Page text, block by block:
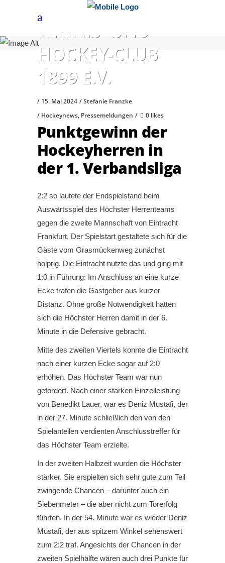
HÖCHSTER
TENNIS- UND
HOCKEY-CLUB
1899 E.V.
15. Mai 2024
Stefanie Franzke
Hockeynews, Pressemeldungen 0 likes
Punktgewinn der
Hockeyherren in
der 1. Verbandsliga
2:2 so lautete der Endspielstand beim
Auswärtsspiel des Höchster Herrenteams
gegen die zweite Mannschaft von Eintracht
Frankfurt. Der Spielstart gestaltete sich für die
Gäste vom Grasmückenweg zunächst
holprig. Die Eintracht nutzte das und ging mit
1:0 in Führung: Im Anschluss an eine kurze
Ecke trafen die Gastgeber aus kurzer
Distanz. Ohne große Notwendigkeit hatten
sich die Höchster Herren damit in der 6.
Minute in die Defensive gebracht.
Mitte des zweiten Viertels konnte die Eintracht
nach einer kurzen Ecke sogar auf 2:0
erhöhen. Das Höchster Team war nun
gefordert. Nach einer starken Einzelleistung
von Benedikt Lauer, war es Deniz Mustafi, der
in der 27. Minute schließlich den von den
Spielanteilen verdienten Anschlusstreffer für
das Höchster Team erzielte.
In der zweiten Halbzeit wurden die Höchster
stärker. Sie erspielten sich sehr gute zum Teil
zwingende Chancen – darunter auch ein
Siebenmeter – die aber nicht zum Torerfolg
führten. In der 54. Minute war es wieder Deniz
Mustafi, der aus spitzem Winkel sehenswert
zum 2:2 traf. Angesichts der Chancen in der
zweiten Spielhälfte wären auch drei Punkte für